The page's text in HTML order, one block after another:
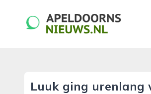
apeldoornsnieuws.nl
Luuk ging urenlang